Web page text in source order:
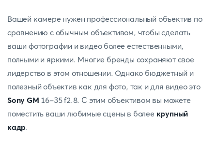
Вашей камере нужен профессиональный объектив по
сравнению с обычным объективом, чтобы сделать
ваши фотографии и видео более естественными,
полными и яркими. Многие бренды сохраняют свое
лидерство в этом отношении. Однако бюджетный и
полезный объектив как для фото, так и для видео это
Sony GM 16-35 f2.8. С этим объективом вы можете
поместить ваши любимые сцены в более крупный
кадр.